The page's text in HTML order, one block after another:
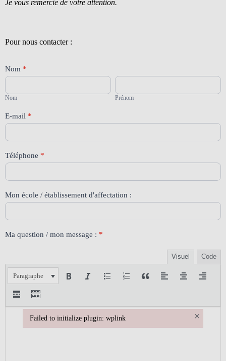
Je vous remercie de votre attention.
Pour nous contacter :
Contact
88
Nom *
Nom
Nom
Prénom
Prénom
E-mail *
Téléphone *
Mon école / établissement d'affectation :
Ma question / mon message : *
Visuel Code
Paragraphe
Failed to initialize plugin: wplink ×
Failed to initialize plugin: wplink